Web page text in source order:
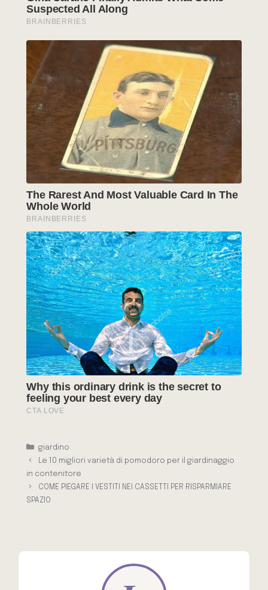
Categorie
giardino
Le 10 migliori varietà di pomodoro per il giardinaggio
in contenitore
COME PIEGARE I VESTITI NEI CASSETTI PER RISPARMIARE
SPAZIO